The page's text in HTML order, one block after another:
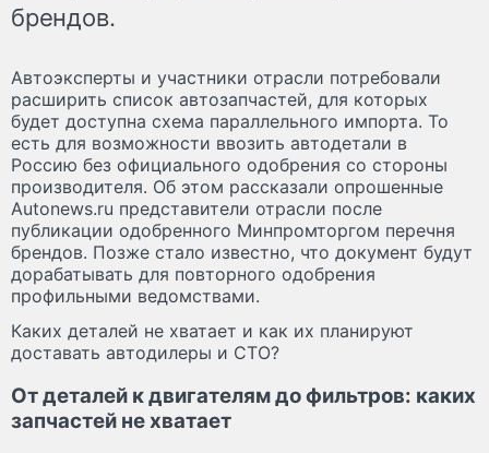
брендов.
Автоэксперты и участники отрасли потребовали
расширить список автозапчастей, для которых
будет доступна схема параллельного импорта. То
есть для возможности ввозить автодетали в
Россию без официального одобрения со стороны
производителя. Об этом рассказали опрошенные
Autonews.ru представители отрасли после
публикации одобренного Минпромторгом перечня
брендов. Позже стало известно, что документ будут
дорабатывать для повторного одобрения
профильными ведомствами.
Каких деталей не хватает и как их планируют
доставать автодилеры и СТО?
От деталей к двигателям до фильтров: каких
запчастей не хватает